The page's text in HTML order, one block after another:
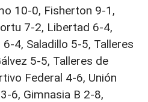
10-0, Fisherton 9-1,
7-2, Libertad 6-4,
4, Saladillo 5-5, Talleres
5-5, Talleres de
Federal 4-6, Unión
6, Gimnasia B 2-8,